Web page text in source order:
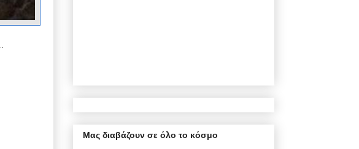
Μας διαβάζουν σε όλο το κόσμο